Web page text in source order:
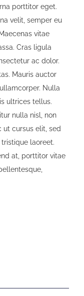
porttitor eget.
velit, semper eu
vitae
Cras ligula
ac dolor.
Mauris auctor
Nulla
ultrices tellus.
nulla nisl, non
cursus elit, sed
laoreet.
at, porttitor vitae